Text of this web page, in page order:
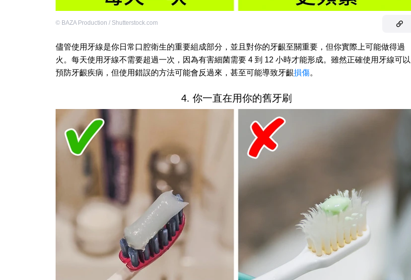
© BAZA Production / Shutterstock.com
儘管使用牙線是你日常口腔衛生的重要組成部分，並且對你的牙齦至關重要，但你實際上可能做得過
火。每天使用牙線不需要超過一次，因為有害細菌需要 4 到 12 小時才能形成。雖然正確使用牙線可以
預防牙齦疾病，但使用錯誤的方法可能會反過來，甚至可能導致牙齦損傷。
4. 你一直在用你的舊牙刷